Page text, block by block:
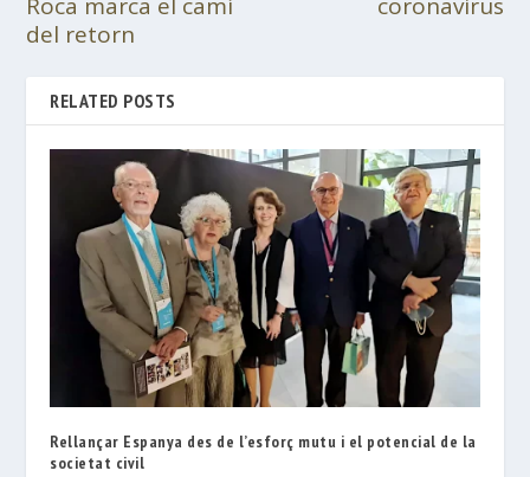
del retorn
RELATED POSTS
Rellançar Espanya des de l’esforç mutu i el potencial de la
societat civil